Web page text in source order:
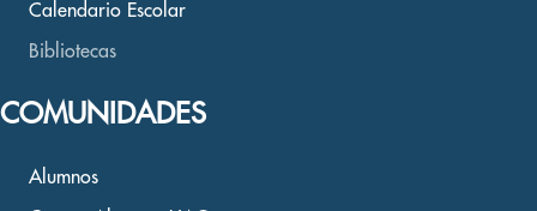
Calendario Escolar
Bibliotecas
COMUNIDADES
Alumnos